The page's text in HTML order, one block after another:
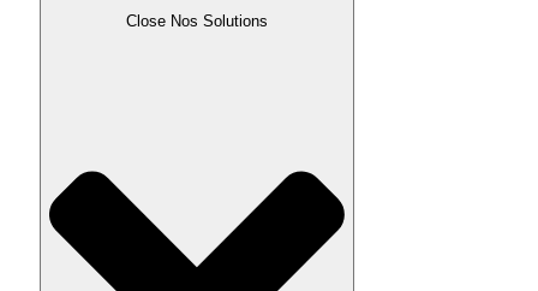
Close Nos Solutions